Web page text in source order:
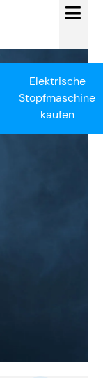
Elektrische
Stopfmaschine
kaufen